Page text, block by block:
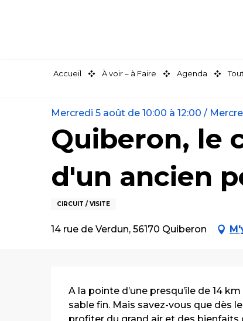
Accueil À voir – à Faire Agenda
Mercredi 5 août de 10:00 à 12:00 /
Quiberon, le
d'un ancien
CIRCUIT / VISITE
14 rue de Verdun, 56170 Quiberon
Description
A la pointe d’une presqu’île de 14
sable fin. Mais savez-vous que dès